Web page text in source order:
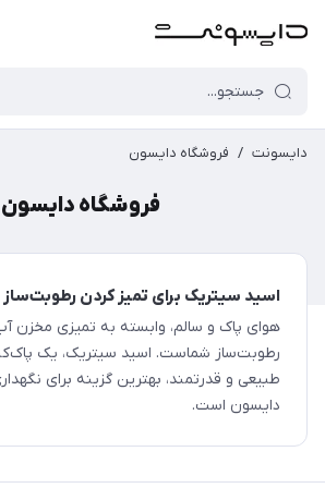
دایسونت / فروشگاه دایسون
فروشگاه دایسون
اسید سیتریک برای تمیز کردن رطوبت‌ساز
هوای پاک و سالم، وابسته به تمیزی مخزن
رطوبت‌ساز شماست. اسید سیتریک، یک
طبیعی و قدرتمند، بهترین گزینه برای
دایسون است.